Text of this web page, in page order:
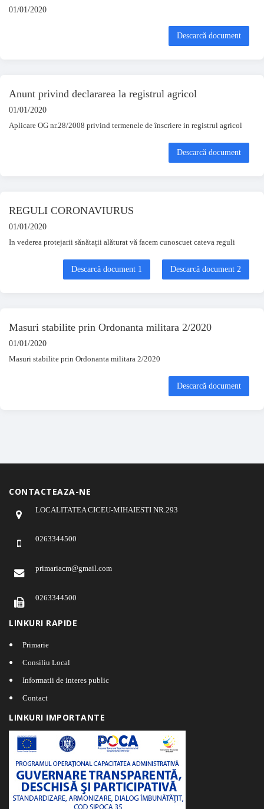
01/01/2020
Descarcă document
Anunt privind declararea la registrul agricol
01/01/2020
Aplicare OG nr.28/2008 privind termenele de înscriere in registrul agricol
Descarcă document
REGULI CORONAVIURUS
01/01/2020
In vederea protejarii sănătații alăturat vă facem cunoscuet cateva reguli
Descarcă document 1 Descarcă document 2
Masuri stabilite prin Ordonanta militara 2/2020
01/01/2020
Masuri stabilite prin Ordonanta militara 2/2020
Descarcă document
CONTACTEAZA-NE
LOCALITATEA CICEU-MIHAIESTI NR.293
0263344500
primariacm@gmail.com
0263344500
LINKURI RAPIDE
Primarie
Consiliu Local
Informatii de interes public
Contact
LINKURI IMPORTANTE